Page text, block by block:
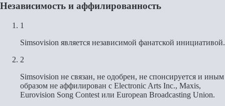
Независимость и аффилированность
1
Simsovision является независимой фанатской инициативой.
2
Simsovision не связан, не одобрен, не спонсируется и иным
образом не аффилирован с Electronic Arts Inc., Maxis,
Eurovision Song Contest или European Broadcasting Union.